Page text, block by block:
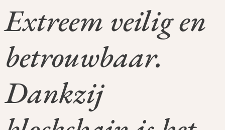
Extreem veilig en
betrouwbaar.
Dankzij